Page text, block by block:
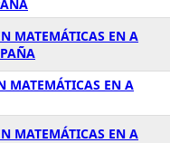
MATEMÁTICAS EN A
MATEMÁTICAS EN A
MATEMÁTICAS EN A